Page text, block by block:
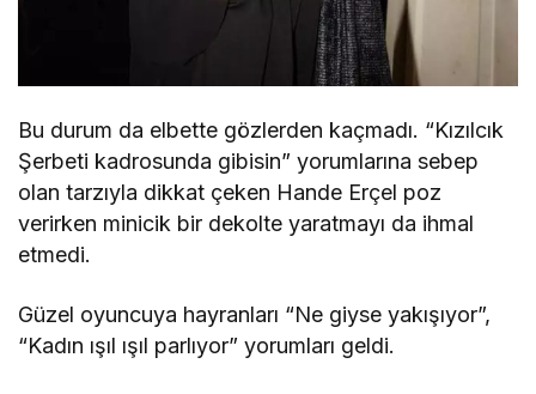
Bu durum da elbette gözlerden kaçmadı. “Kızılcık
Şerbeti kadrosunda gibisin” yorumlarına sebep
olan tarzıyla dikkat çeken Hande Erçel poz
verirken minicik bir dekolte yaratmayı da ihmal
etmedi.
Güzel oyuncuya hayranları “Ne giyse yakışıyor”,
“Kadın ışıl ışıl parlıyor” yorumları geldi.